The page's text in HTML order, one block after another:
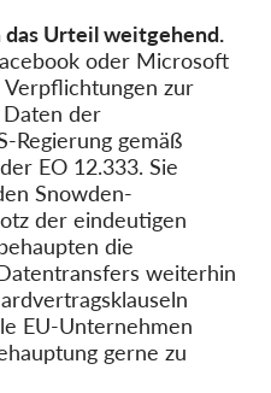
Urteil weitgehend.
oder Microsoft
zur
der
Regierung gemäß
EO 12.333. Sie
Snowden-
der eindeutigen
die
weiterhin
EU-Unternehmen
gerne zu